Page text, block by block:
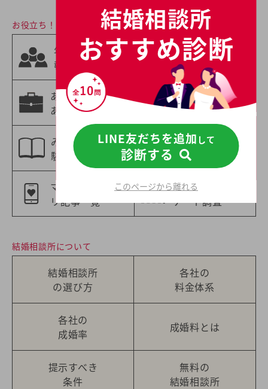
お役立ち！婚活情報
年齢別の婚活情
報
相手の職業から
選ぶ
婚活情報
あなたの職業に
あった婚活情報
年収別の婚活情
報
みんなの婚活体
験談
特集一覧
マッチングアプ
リ記事一覧
婚活意識のアン
ケート調査
結婚相談所について
結婚相談所
の選び方
各社の
料金体系
各社の
成婚率
成婚料とは
提示すべき
条件
無料の
結婚相談所
結婚相談所
おすすめ診断
LINE友だちを追加 して
診断する
このページから離れる